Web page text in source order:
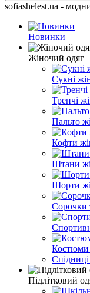
sofiashelest.ua -
Новинки
Жіночий одяг
Cукні
Тренчі
Пальто
Кофти
Штани
Шорти
Сорочки
Костюми
Спідниці
Підлітковий